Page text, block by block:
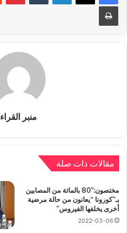
طباعة
منبر القراء
مقالات ذات صلة
مختصون:”80 بالمائة من المصابين
بـ”كورونا “يعانون من حالة مرضية
أخرى يخلفها الفيروس”
2022-03-06